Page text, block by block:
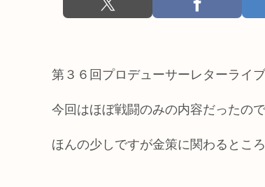
第３６回プロデューサーレターライ
今回はほぼ戦闘のみの内容だったの
ほんの少しですが金策に関わるとこ